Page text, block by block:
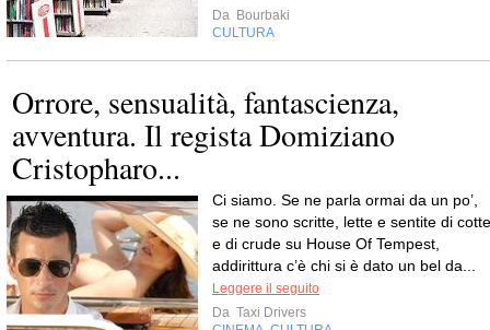
Da Bourbaki
CULTURA
Orrore, sensualità, fantascienza,
avventura. Il regista Domiziano
Cristopharo...
Ci siamo. Se ne parla ormai da un po’,
se ne sono scritte, lette e sentite di cotte
e di crude su House Of Tempest,
addirittura c’è chi si è dato un bel da...
Leggere il seguito
Da Taxi Drivers